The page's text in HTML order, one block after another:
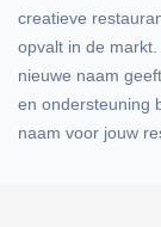
creatieve
opvalt in de
nieuwe naam
en ondersteuning
naam voor jouw